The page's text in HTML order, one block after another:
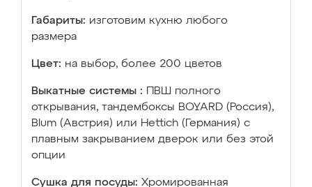
Габариты: изготовим кухню любого
размера
Цвет: на выбор, более 200 цветов
Выкатные системы :
ПВШ полного
открывания, тандембоксы BOYARD (Россия),
Blum (Австрия) или Hettich (Германия) с
плавным закрыванием дверок или без этой
опции
Сушка для посуды: Хромированная